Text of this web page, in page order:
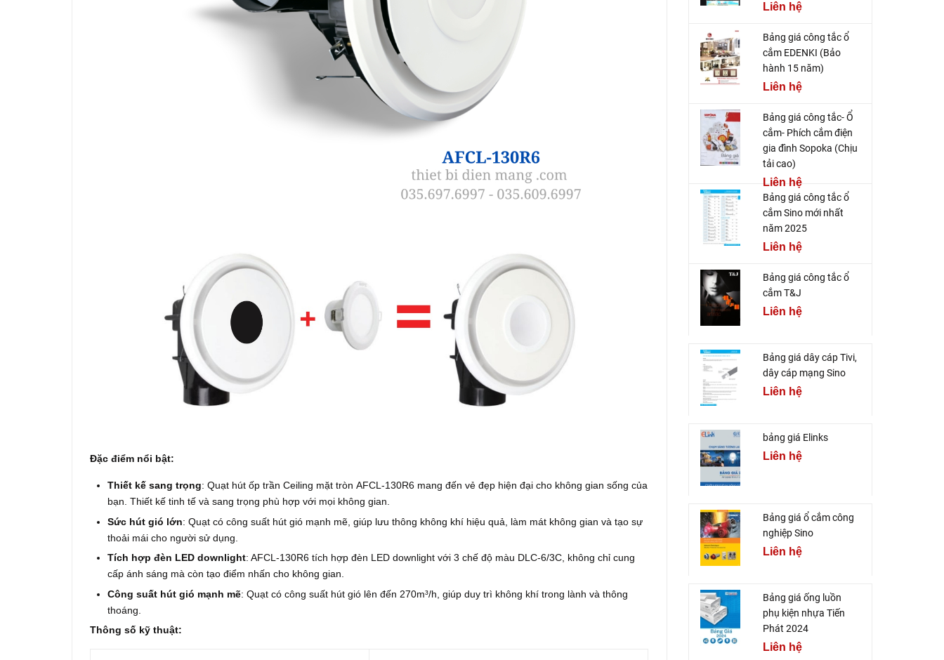
Đặc điểm nổi bật:
Thiết kế sang trọng: Quạt hút ốp trần Ceiling mặt tròn AFCL-130R6 mang đến vẻ đẹp hiện đại cho không gian sống của
bạn. Thiết kế tinh tế và sang trọng phù hợp với mọi không gian.
Sức hút gió lớn: Quạt có công suất hút gió mạnh mẽ, giúp lưu thông không khí hiệu quả, làm mát không gian và tạo sự
thoải mái cho người sử dụng.
Tích hợp đèn LED downlight: AFCL-130R6 tích hợp đèn LED downlight với 3 chế độ màu DLC-6/3C, không chỉ cung
cấp ánh sáng mà còn tạo điểm nhấn cho không gian.
Công suất hút gió mạnh mẽ: Quạt có công suất hút gió lên đến 270m³/h, giúp duy trì không khí trong lành và thông
thoáng.
Thông số kỹ thuật:
Liên hệ
Bảng giá công tắc ổ
cắm EDENKI (Bảo
hành 15 năm)
Liên hệ
Bảng giá công tắc- Ổ
cắm- Phích cắm điện
gia đình Sopoka (Chịu
tải cao)
Liên hệ
Bảng giá công tắc ổ
cắm Sino mới nhất
năm 2025
Liên hệ
Bảng giá công tắc ổ
cắm T&J
Liên hệ
Bảng giá dây cáp Tivi,
dây cáp mạng Sino
Liên hệ
bảng giá Elinks
Liên hệ
Bảng giá ổ cắm công
nghiệp Sino
Liên hệ
Bảng giá ống luồn
phụ kiện nhựa Tiến
Phát 2024
Liên hệ